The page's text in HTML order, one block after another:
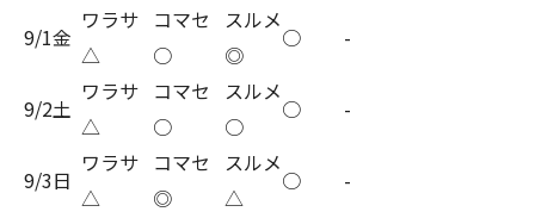
9/1金
ワラサ
△
コマセ
○
スルメ
◎
○ -
9/2土
ワラサ
△
コマセ
○
スルメ
○
○ -
9/3日
ワラサ
△
コマセ
◎
スルメ
△
○
-